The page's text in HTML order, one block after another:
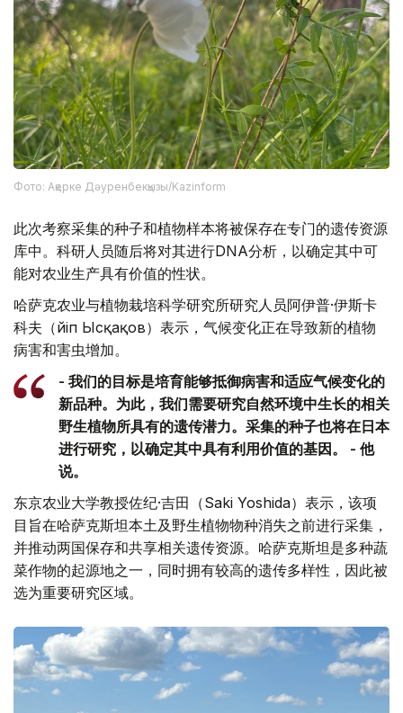
Фото: Ақерке Дәуренбекқызы/Kazinform
此次考察采集的种子和植物样本将被保存在专门的遗传资源
库中。科研人员随后将对其进行DNA分析，以确定其中可
能对农业生产具有价值的性状。
哈萨克农业与植物栽培科学研究所研究人员阿伊普·伊斯卡
科夫（Әйіп Ысқақов）表示，气候变化正在导致新的植物
病害和害虫增加。
- 我们的目标是培育能够抵御病害和适应气候变化的
新品种。为此，我们需要研究自然环境中生长的相关
野生植物所具有的遗传潜力。采集的种子也将在日本
进行研究，以确定其中具有利用价值的基因。 - 他
说。
东京农业大学教授佐纪·吉田（Saki Yoshida）表示，该项
目旨在哈萨克斯坦本土及野生植物物种消失之前进行采集，
并推动两国保存和共享相关遗传资源。哈萨克斯坦是多种蔬
菜作物的起源地之一，同时拥有较高的遗传多样性，因此被
选为重要研究区域。